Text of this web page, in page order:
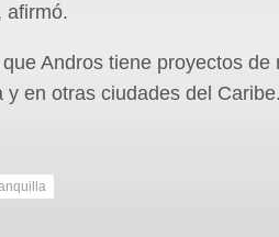
afirmó.
Andros tiene proyectos de
y en otras ciudades del